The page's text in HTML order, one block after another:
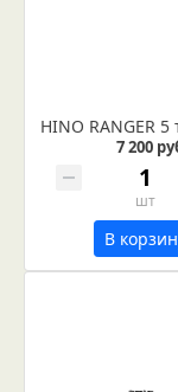
7 200
шт
В